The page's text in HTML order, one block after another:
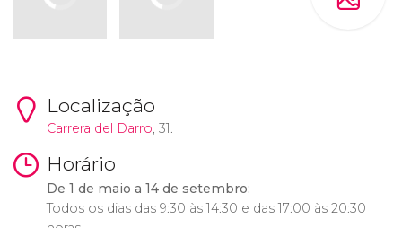
Localização
Carrera del Darro, 31.
Horário
De 1 de maio a 14 de setembro:
Todos os dias das 9:30 às 14:30 e das 17:00 às 20:30